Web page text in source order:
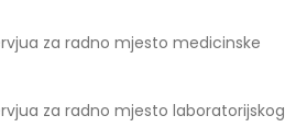
za radno mjesto medicinske
za radno mjesto laboratorijskog